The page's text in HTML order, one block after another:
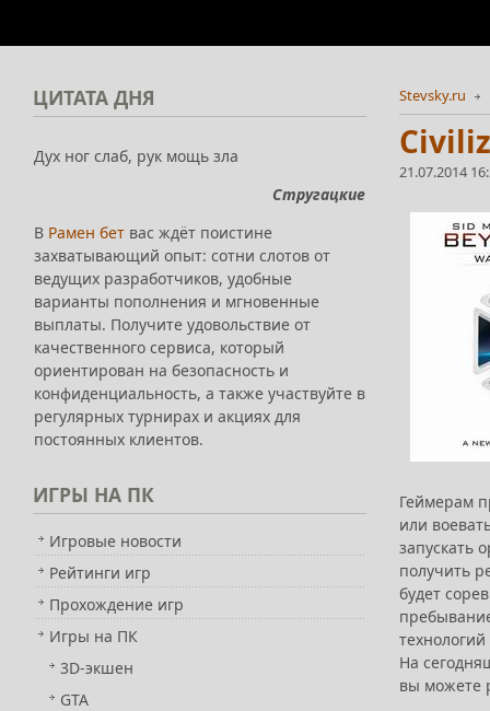
Stevsky.ru
21.07.2014
Геймерам
или
запускать
получить
будет
На
вы можете
ЦИТАТА ДНЯ
Дух ног слаб, рук мощь зла
Стругацкие
В Рамен бет вас ждёт поистине
захватывающий опыт: сотни слотов от
ведущих разработчиков, удобные
варианты пополнения и мгновенные
выплаты. Получите удовольствие от
качественного сервиса, который
ориентирован на безопасность и
конфиденциальность, а также участвуйте в
регулярных турнирах и акциях для
постоянных клиентов.
ИГРЫ НА ПК
Игровые новости
Рейтинги игр
Прохождение игр
Игры на ПК
3D-экшен
GTA